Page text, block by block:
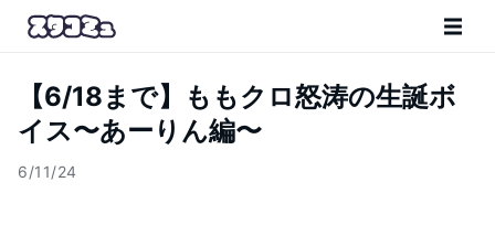
【6/18まで】ももクロ怒涛の生誕ボ
イス〜あーりん編〜
6/11/24